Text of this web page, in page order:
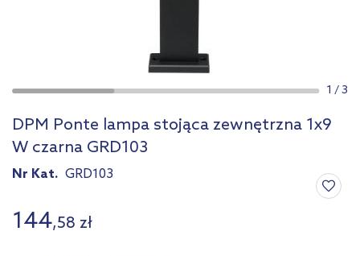
1 /3
DPM Ponte lampa stojąca zewnętrzna 1x9
W czarna GRD103
Nr Kat. GRD103
144,58 zł